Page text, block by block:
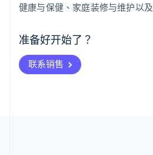
健康与保健、家庭装修与维护以
准备好开始了？
联系销售
爱尔兰
爱沙尼亚
English
奥地利
Deutsch English